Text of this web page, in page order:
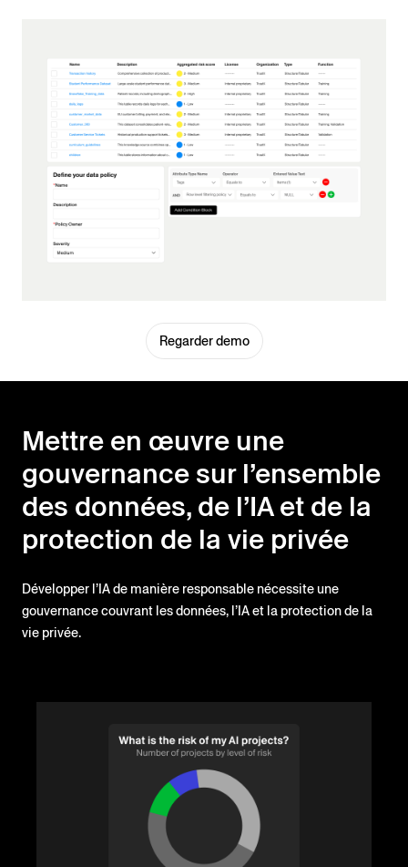
Regarder demo
Mettre en œuvre une
gouvernance sur l’ensemble
des données, de l’IA et de la
protection de la vie privée
Développer l’IA de manière responsable nécessite une
gouvernance couvrant les données, l’IA et la protection de la
vie privée.